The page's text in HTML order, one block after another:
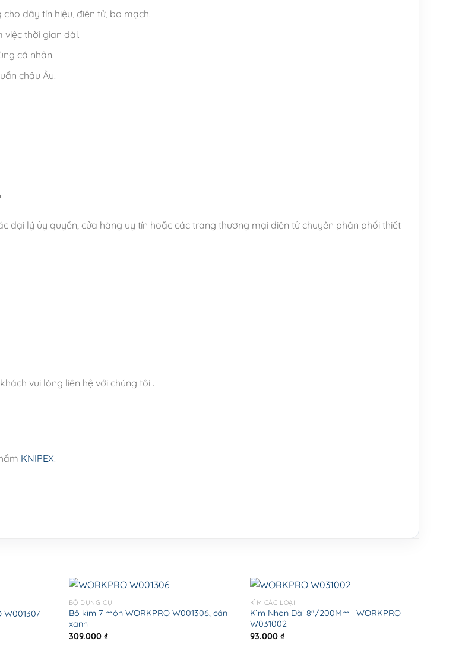
dây tín hiệu, điện tử, bo mạch.
thời gian dài.
cá nhân.
châu Âu.
lý ủy quyền, cửa hàng uy tín hoặc các trang thương mại điện tử chuyên phân phối thiết
vui lòng liên hệ với chúng tôi .
KNIPEX.
W001307
BỘ DỤNG CỤ
Bộ kìm 7 món WORKPRO W001306, cán
xanh
309.000 ₫
KÌM CÁC LOẠI
Kìm Nhọn Dài 8″/200Mm | WORKPRO
W031002
93.000 ₫